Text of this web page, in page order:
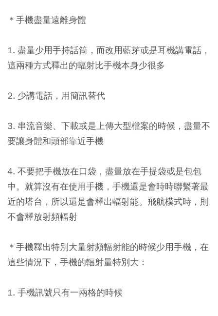
＊手機盡量遠離身體
1. 盡量少用手持話筒，而改用藍芽或是耳機講電話，
這兩種方式釋出的輻射比手機本身少很多
2. 少講電話，用簡訊替代
3. 串流音樂、下載或是上傳大型檔案的時候，盡量不
要讓身體和頭部靠近手機
4. 不要把手機放在口袋，盡量放在手提袋或是包包
中。就算沒有在使用手機，手機還是會時時聯繫著最
近的塔台，所以還是會釋出輻射能。飛航模式時，則
不會釋放射頻輻射
＊手機釋出特別大量射頻輻射能的時候少用手機，在
這些情況下，手機的輻射量特別大：
1. 手機訊號只有一兩格的時候